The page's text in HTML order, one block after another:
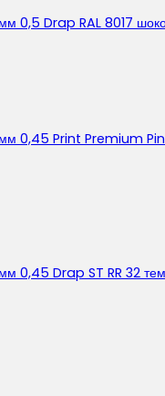
0,5 Drap RAL 8017
0,45 Print Premium
0,45 Drap ST RR 32